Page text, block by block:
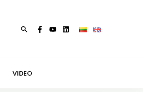
Paieška
VIDEO